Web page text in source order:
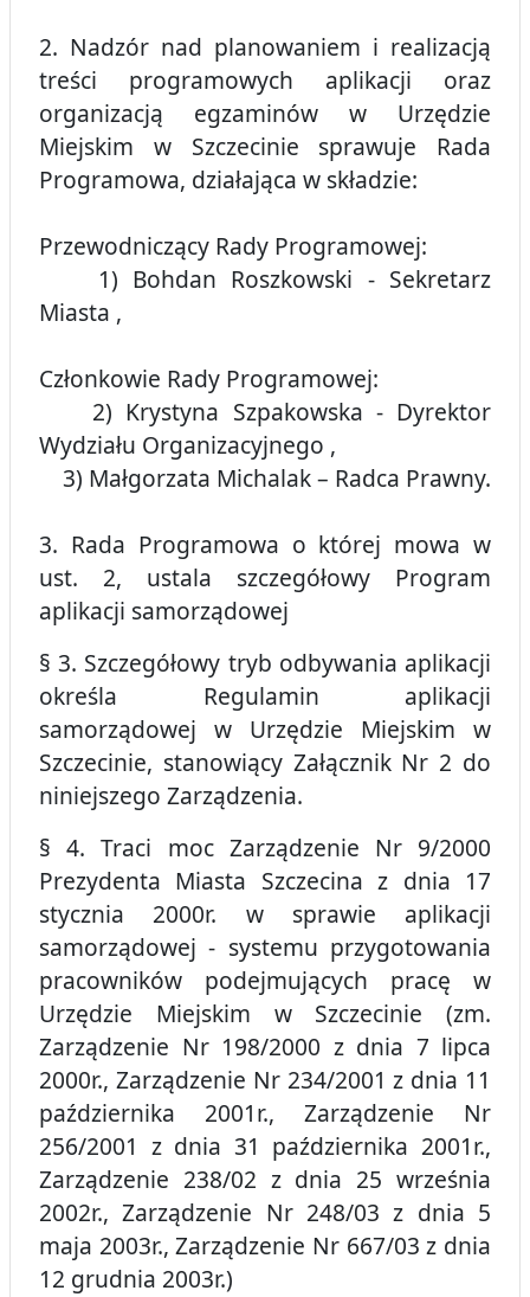
2. Nadzór nad planowaniem i realizacją
treści programowych aplikacji oraz
organizacją egzaminów w Urzędzie
Miejskim w Szczecinie sprawuje Rada
Programowa, działająca w składzie:
Przewodniczący Rady Programowej:
1) Bohdan Roszkowski - Sekretarz
Miasta ,
Członkowie Rady Programowej:
2) Krystyna Szpakowska - Dyrektor
Wydziału Organizacyjnego ,
3) Małgorzata Michalak – Radca Prawny.
3. Rada Programowa o której mowa w
ust. 2, ustala szczegółowy Program
aplikacji samorządowej
§ 3. Szczegółowy tryb odbywania aplikacji
określa Regulamin aplikacji
samorządowej w Urzędzie Miejskim w
Szczecinie, stanowiący Załącznik Nr 2 do
niniejszego Zarządzenia.
§ 4. Traci moc Zarządzenie Nr 9/2000
Prezydenta Miasta Szczecina z dnia 17
stycznia 2000r. w sprawie aplikacji
samorządowej - systemu przygotowania
pracowników podejmujących pracę w
Urzędzie Miejskim w Szczecinie (zm.
Zarządzenie Nr 198/2000 z dnia 7 lipca
2000r., Zarządzenie Nr 234/2001 z dnia 11
października 2001r., Zarządzenie Nr
256/2001 z dnia 31 października 2001r.,
Zarządzenie 238/02 z dnia 25 września
2002r., Zarządzenie Nr 248/03 z dnia 5
maja 2003r., Zarządzenie Nr 667/03 z dnia
12 grudnia 2003r.)